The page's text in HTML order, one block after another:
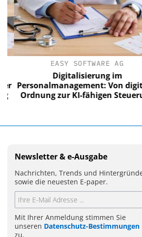
EASY SOFTWARE AG
Digitalisierung im
Personalmanagement: Von
Ordnung zur KI-fähigen
Newsletter & e-Ausgabe
Nachrichten, Trends und
sowie die neuesten E-paper.
Mit Ihrer Anmeldung stimmen Sie
unseren Datenschutz-Bestimmungen
zu.